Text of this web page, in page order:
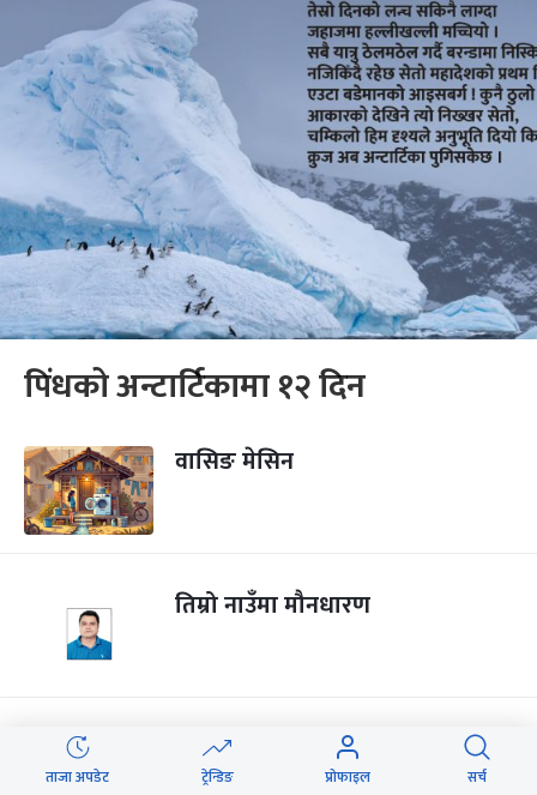
पिंधको अन्टार्टिकामा १२ दिन
वासिङ मेसिन
तिम्रो नाउँमा मौनधारण
गुमनाम शिखर धवनहरू
ताजा अपडेट ट्रेन्डिङ प्रोफाइल सर्च